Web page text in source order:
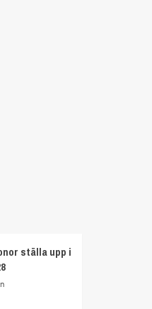
ställa upp i